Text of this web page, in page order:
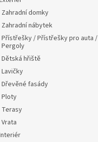
Zahradní domky
Zahradní nábytek
Přístřešky / Přístřešky pro auta /
Pergoly
Dětská hřiště
Lavičky
Dřevěné fasády
Ploty
Terasy
Vrata